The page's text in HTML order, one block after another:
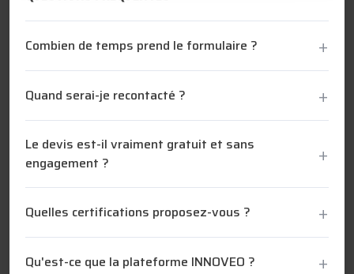
Combien de temps prend le formulaire ?
Quand serai-je recontacté ?
Le devis est-il vraiment gratuit et sans
engagement ?
Quelles certifications proposez-vous ?
Qu'est-ce que la plateforme INNOVEO ?